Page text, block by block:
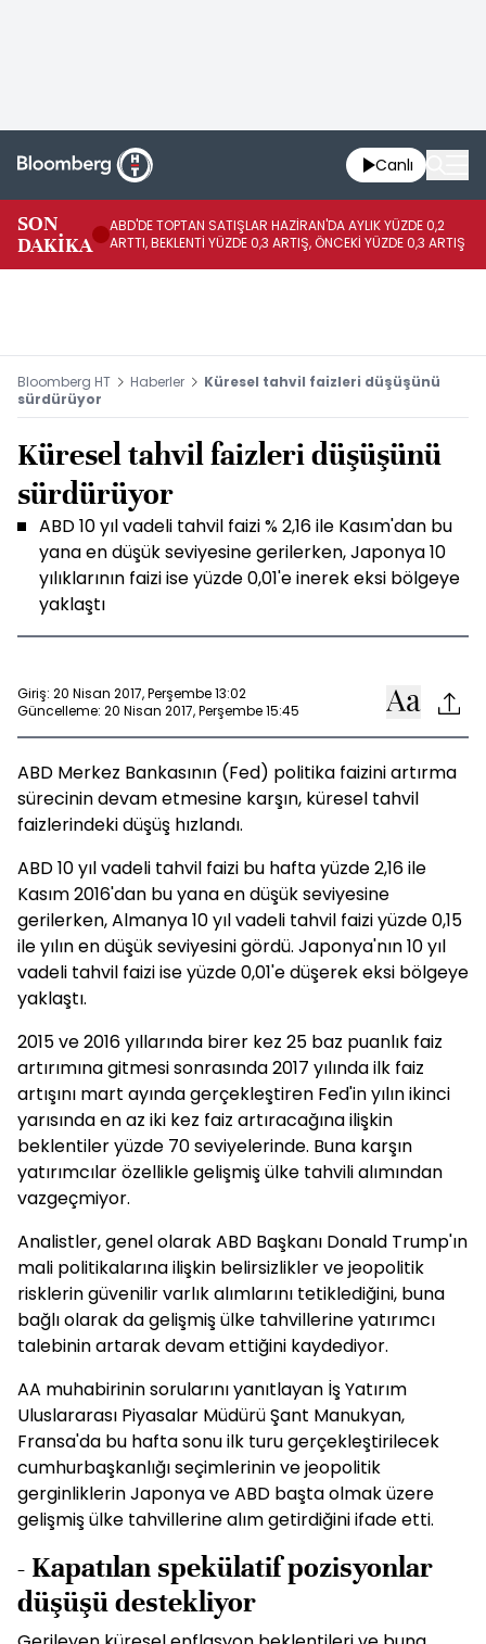
Canlı
SON
DAKİKA
ABD'DE TOPTAN SATIŞLAR HAZİRAN'DA AYLIK YÜZDE 0,2
ARTTI, BEKLENTİ YÜZDE 0,3 ARTIŞ, ÖNCEKİ YÜZDE 0,3 ARTIŞ
Bloomberg HT Haberler
Küresel tahvil faizleri düşüşünü
sürdürüyor
Küresel tahvil faizleri düşüşünü
sürdürüyor
ABD 10 yıl vadeli tahvil faizi % 2,16 ile Kasım'dan bu
yana en düşük seviyesine gerilerken, Japonya 10
yılıklarının faizi ise yüzde 0,01'e inerek eksi bölgeye
yaklaştı
Giriş: 20 Nisan 2017, Perşembe 13:02
Güncelleme: 20 Nisan 2017, Perşembe 15:45
ABD Merkez Bankasının (Fed) politika faizini artırma
sürecinin devam etmesine karşın, küresel tahvil
faizlerindeki düşüş hızlandı.
ABD 10 yıl vadeli tahvil faizi bu hafta yüzde 2,16 ile
Kasım 2016'dan bu yana en düşük seviyesine
gerilerken, Almanya 10 yıl vadeli tahvil faizi yüzde 0,15
ile yılın en düşük seviyesini gördü. Japonya'nın 10 yıl
vadeli tahvil faizi ise yüzde 0,01'e düşerek eksi bölgeye
yaklaştı.
2015 ve 2016 yıllarında birer kez 25 baz puanlık faiz
artırımına gitmesi sonrasında 2017 yılında ilk faiz
artışını mart ayında gerçekleştiren Fed'in yılın ikinci
yarısında en az iki kez faiz artıracağına ilişkin
beklentiler yüzde 70 seviyelerinde. Buna karşın
yatırımcılar özellikle gelişmiş ülke tahvili alımından
vazgeçmiyor.
Analistler, genel olarak ABD Başkanı Donald Trump'ın
mali politikalarına ilişkin belirsizlikler ve jeopolitik
risklerin güvenilir varlık alımlarını tetiklediğini, buna
bağlı olarak da gelişmiş ülke tahvillerine yatırımcı
talebinin artarak devam ettiğini kaydediyor.
AA muhabirinin sorularını yanıtlayan İş Yatırım
Uluslararası Piyasalar Müdürü Şant Manukyan,
Fransa'da bu hafta sonu ilk turu gerçekleştirilecek
cumhurbaşkanlığı seçimlerinin ve jeopolitik
gerginliklerin Japonya ve ABD başta olmak üzere
gelişmiş ülke tahvillerine alım getirdiğini ifade etti.
- Kapatılan spekülatif pozisyonlar
düşüşü destekliyor